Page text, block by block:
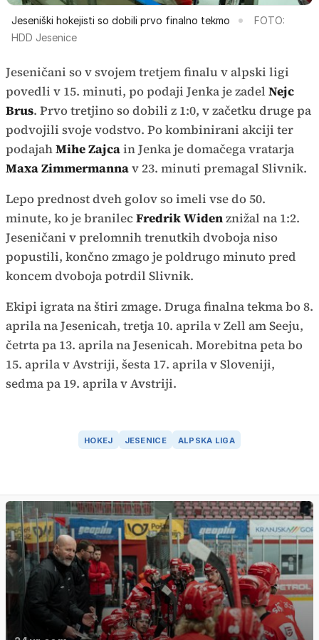
Jeseniški hokejisti so dobili prvo finalno tekmo
FOTO:
HDD Jesenice
Jeseničani so v svojem tretjem finalu v alpski ligi
povedli v 15. minuti, po podaji Jenka je zadel Nejc
Brus. Prvo tretjino so dobili z 1:0, v začetku druge pa
podvojili svoje vodstvo. Po kombinirani akciji ter
podajahMihe Zajcain Jenka je domačega vratarja
Maxa Zimmermannav 23. minuti premagal Slivnik.
Lepo prednost dveh golov so imeli vse do 50.
minute, ko je branilecFredrik Widenznižal na 1:2.
Jeseničani v prelomnih trenutkih dvoboja niso
popustili, končno zmago je poldrugo minuto pred
koncem dvoboja potrdil Slivnik.
Ekipi igrata na štiri zmage. Druga finalna tekma bo 8.
aprila na Jesenicah, tretja 10. aprila v Zell am Seeju,
četrta pa 13. aprila na Jesenicah. Morebitna peta bo
15. aprila v Avstriji, šesta 17. aprila v Sloveniji,
sedma pa 19. aprila v Avstriji.
HOKEJ JESENICE ALPSKA LIGA